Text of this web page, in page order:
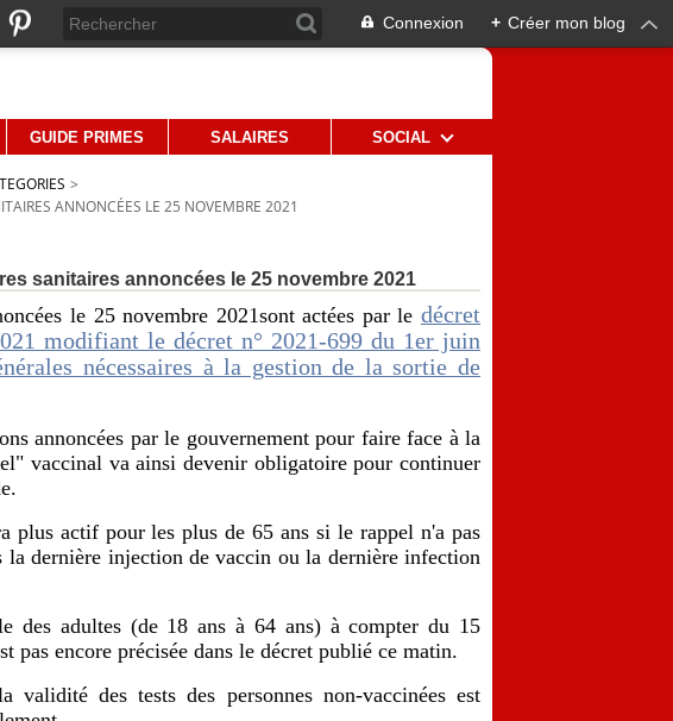
Connexion + Créer mon blog
GUIDE PRIMES SALAIRES SOCIAL
>
ANNONCÉES LE 25 NOVEMBRE 2021
sanitaires annoncées le 25 novembre 2021
le 25 novembre 2021sont actées par le décret
modifiant le décret n° 2021-699 du 1er juin
nécessaires à la gestion de la sortie de
annoncées par le gouvernement pour faire face à la
vaccinal va ainsi devenir obligatoire pour continuer
plus actif pour les plus de 65 ans si le rappel n'a pas
la dernière injection de vaccin ou la dernière infection
des adultes (de 18 ans à 64 ans) à compter du 15
pas encore précisée dans le décret publié ce matin.
validité des tests des personnes non-vaccinées est